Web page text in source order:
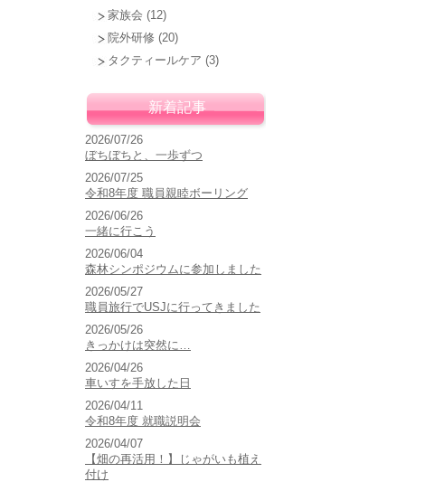
家族会 (12)
院外研修 (20)
タクティールケア (3)
新着記事
2026/07/26
ぼちぼちと、一歩ずつ
2026/07/25
令和8年度 職員親睦ボーリング
2026/06/26
一緒に行こう
2026/06/04
森林シンポジウムに参加しました
2026/05/27
職員旅行でUSJに行ってきました
2026/05/26
きっかけは突然に…
2026/04/26
車いすを手放した日
2026/04/11
令和8年度 就職説明会
2026/04/07
【畑の再活用！】じゃがいも植え
付け